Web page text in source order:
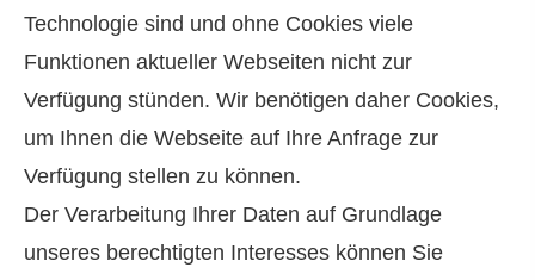
Technologie sind und ohne Cookies viele
Funktionen aktueller Webseiten nicht zur
Verfügung stünden. Wir benötigen daher Cookies,
um Ihnen die Webseite auf Ihre Anfrage zur
Verfügung stellen zu können.
Der Verarbeitung Ihrer Daten auf Grundlage
unseres berechtigten Interesses können Sie